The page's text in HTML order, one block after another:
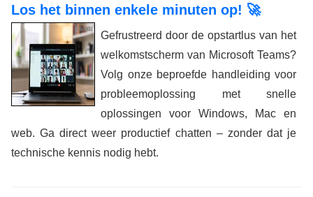
Los het binnen enkele minuten op! 🚀
Gefrustreerd door de opstartlus van het
welkomstscherm van Microsoft Teams?
Volg onze beproefde handleiding voor
probleemoplossing met snelle
oplossingen voor Windows, Mac en
web. Ga direct weer productief chatten – zonder dat je
technische kennis nodig hebt.